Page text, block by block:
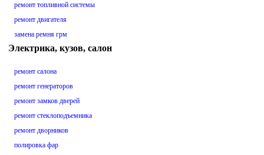
ремонт топливной системы
ремонт двигателя
замена ремня грм
Электрика, кузов, салон
ремонт салона
ремонт генераторов
ремонт замков дверей
ремонт стеклоподъемника
ремонт дворников
полировка фар